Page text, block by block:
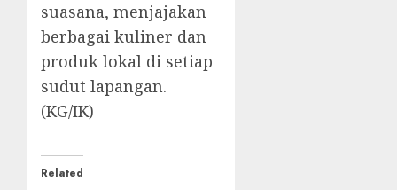
suasana, menjajakan
berbagai kuliner dan
produk lokal di setiap
sudut lapangan.
(KG/IK)
Related